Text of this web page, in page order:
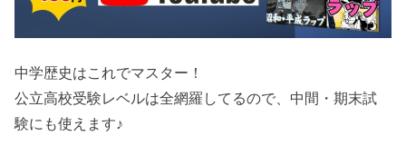
中学歴史はこれでマスター！
公立高校受験レベルは全網羅してるので、中間・期末試
験にも使えます♪